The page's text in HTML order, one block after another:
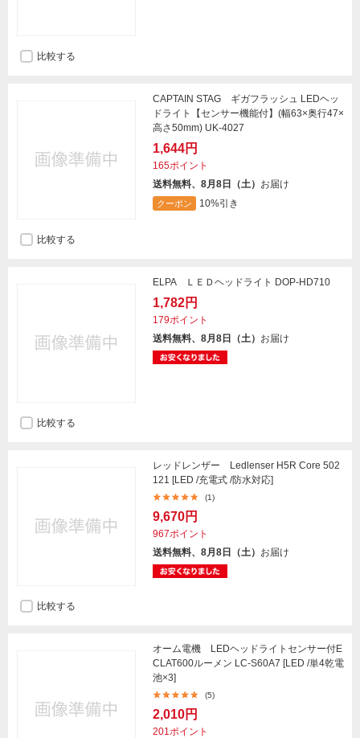
比較する
CAPTAIN STAG ギガフラッシュ LEDヘッ
ドライト【センサー機能付】(幅63×奥行47×
高さ50mm) UK-4027
1,644円
165ポイント
送料無料、8月8日（土） お届け
クーポン 10%引き
比較する
ELPA ＬＥＤヘッドライト DOP-HD710
1,782円
179ポイント
送料無料、8月8日（土） お届け
比較する
レッドレンザー Ledlenser H5R Core 502
121 [LED /充電式 /防水対応]
(1)
9,670円
967ポイント
送料無料、8月8日（土） お届け
比較する
オーム電機 LEDヘッドライトセンサー付E
CLAT600ルーメン LC-S60A7 [LED /単4乾電
池×3]
(5)
2,010円
201ポイント